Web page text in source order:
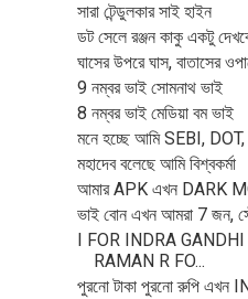
সারা টেন্ডুলকার সাই হাইন
ডট সেলে রঞ্জন কাকু একটু
ঘাসের উপরে ঘাস, বাতাসের
9 নম্বর ভাই সোমনাথ ভাই
8 নম্বর ভাই মেডিয়া বম ভাই
মনে হচ্ছে আমি SEBI,
মহাদেব বলেছে আমি বিশ্বকর্মা
আমার APK এখন DARK
ভাই বোন এখন আমরা 7 জন,
I FOR INDRA
RAMAN R FO...
পুরনো টাকা পুরনো রুপি এখন